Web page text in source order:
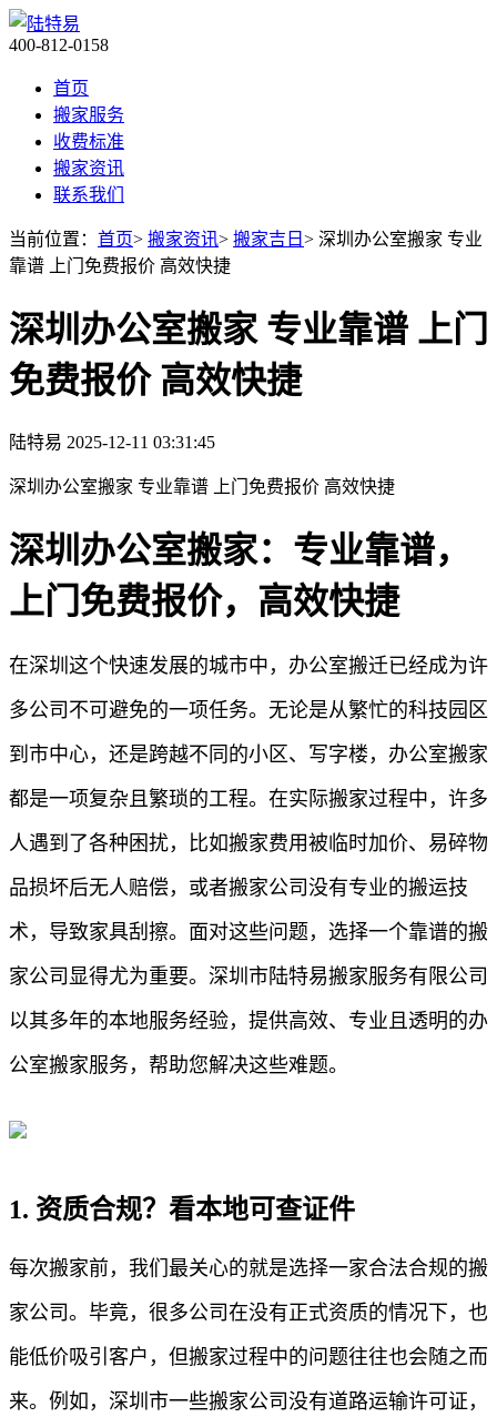
400-812-0158
首页
搬家服务
收费标准
搬家资讯
联系我们
当前位置： 首页> 搬家资讯> 搬家吉日 > 深圳办公室搬家 专业
靠谱 上门免费报价 高效快捷
深圳办公室搬家 专业靠谱 上门
免费报价 高效快捷
陆特易 2025-12-11 03:31:45
深圳办公室搬家 专业靠谱 上门免费报价 高效快捷
深圳办公室搬家：专业靠谱，
上门免费报价，高效快捷
在深圳这个快速发展的城市中，办公室搬迁已经成为许
多公司不可避免的一项任务。无论是从繁忙的科技园区
到市中心，还是跨越不同的小区、写字楼，办公室搬家
都是一项复杂且繁琐的工程。在实际搬家过程中，许多
人遇到了各种困扰，比如搬家费用被临时加价、易碎物
品损坏后无人赔偿，或者搬家公司没有专业的搬运技
术，导致家具刮擦。面对这些问题，选择一个靠谱的搬
家公司显得尤为重要。深圳市陆特易搬家服务有限公司
以其多年的本地服务经验，提供高效、专业且透明的办
公室搬家服务，帮助您解决这些难题。
1. 资质合规？看本地可查证件
每次搬家前，我们最关心的就是选择一家合法合规的搬
家公司。毕竟，很多公司在没有正式资质的情况下，也
能低价吸引客户，但搬家过程中的问题往往也会随之而
来。例如，深圳市一些搬家公司没有道路运输许可证，